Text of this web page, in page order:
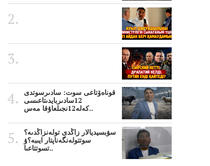
قوناەۆتاعى سوت: سادىرسوتدى
12سادىربايدىتاعىسى
كەلە12نجىلعاۇقا مەس..
سۋبسيديالار زاڭدى تولەنزاڭدىە؟
سوتتولەنگەناپتار ايىبە؟ۋ
تسوتتاعىا..